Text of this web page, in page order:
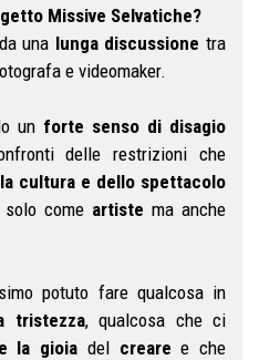
Missive Selvatiche?
una lunga discussione tra
e videomaker.
un forte senso di disagio
delle restrizioni che
cultura e dello spettacolo
come artiste ma anche
potuto fare qualcosa in
tristezza, qualcosa che ci
la gioia del creare e che